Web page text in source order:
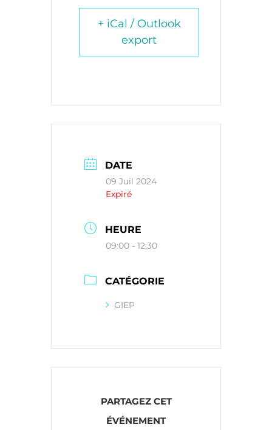
+ iCal / Outlook
export
DATE
09 Juil 2024
Expiré
HEURE
09:00 - 12:30
CATÉGORIE
GIEP
PARTAGEZ CET
ÉVÉNEMENT